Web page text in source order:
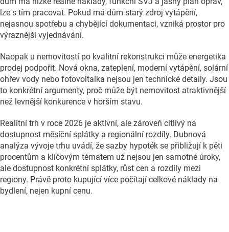
lze s tím pracovat. Pokud má dům starý zdroj vytápění,
nejasnou spotřebu a chybějící dokumentaci, vzniká prostor pro
výraznější vyjednávání.
Naopak u nemovitostí po kvalitní rekonstrukci může energetika
prodej podpořit. Nová okna, zateplení, moderní vytápění, solární
ohřev vody nebo fotovoltaika nejsou jen technické detaily. Jsou
to konkrétní argumenty, proč může být nemovitost atraktivnější
než levnější konkurence v horším stavu.
Realitní trh v roce 2026 je aktivní, ale zároveň citlivý na
dostupnost měsíční splátky a regionální rozdíly. Dubnová
analýza vývoje trhu uvádí, že sazby hypoték se přibližují k pěti
procentům a klíčovým tématem už nejsou jen samotné úroky,
ale dostupnost konkrétní splátky, růst cen a rozdíly mezi
regiony. Právě proto kupující více počítají celkové náklady na
bydlení, nejen kupní cenu.